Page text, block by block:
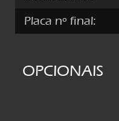
Placa nº final:
OPCIONAIS